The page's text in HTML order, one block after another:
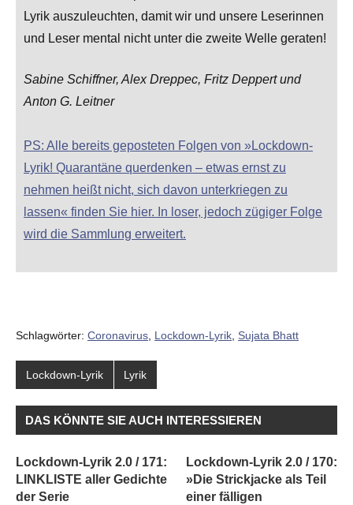
Lyrik auszuleuchten, damit wir und unsere Leserinnen
und Leser mental nicht unter die zweite Welle geraten!
Sabine Schiffner, Alex Dreppec, Fritz Deppert und
Anton G. Leitner
PS: Alle bereits geposteten Folgen von »Lockdown-
Lyrik! Quarantäne querdenken – etwas ernst zu
nehmen heißt nicht, sich davon unterkriegen zu
lassen« finden Sie hier. In loser, jedoch zügiger Folge
wird die Sammlung erweitert.
Schlagwörter: Coronavirus Lockdown-Lyrik Sujata Bhatt
Lockdown-Lyrik Lyrik
DAS KÖNNTE SIE AUCH INTERESSIEREN
Lockdown-Lyrik 2.0 / 171:
LINKLISTE aller Gedichte
der Serie
Lockdown-Lyrik 2.0 / 170:
»Die Strickjacke als Teil
einer fälligen